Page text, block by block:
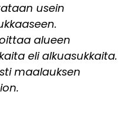
usein
alueen
eli alkuasukkaita.
maalauksen